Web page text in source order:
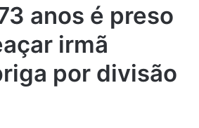
anos é preso
irmã
por divisão